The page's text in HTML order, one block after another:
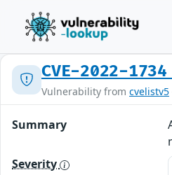
CVE-2022-1734
Vulnerability from cvelistv5
Summary
Severity